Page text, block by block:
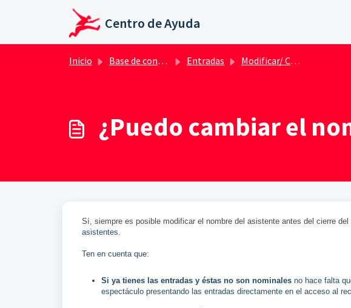
Saltar al contenido principal
Centro de Ayuda
Inicio Base de conocimientos Entradas Modificar/ Cancelar reserva
¿Puedo cambiar el
Sí, siempre es posible modificar el nombre del asistente antes del cierre
asistentes.
Ten en cuenta que:
Si ya tienes las entradas y éstas no son nominales no hace falta
espectáculo presentando las entradas directamente en el acceso al